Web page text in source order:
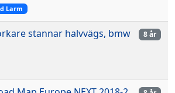
Larm
stannar halvvägs, bmw
8 år